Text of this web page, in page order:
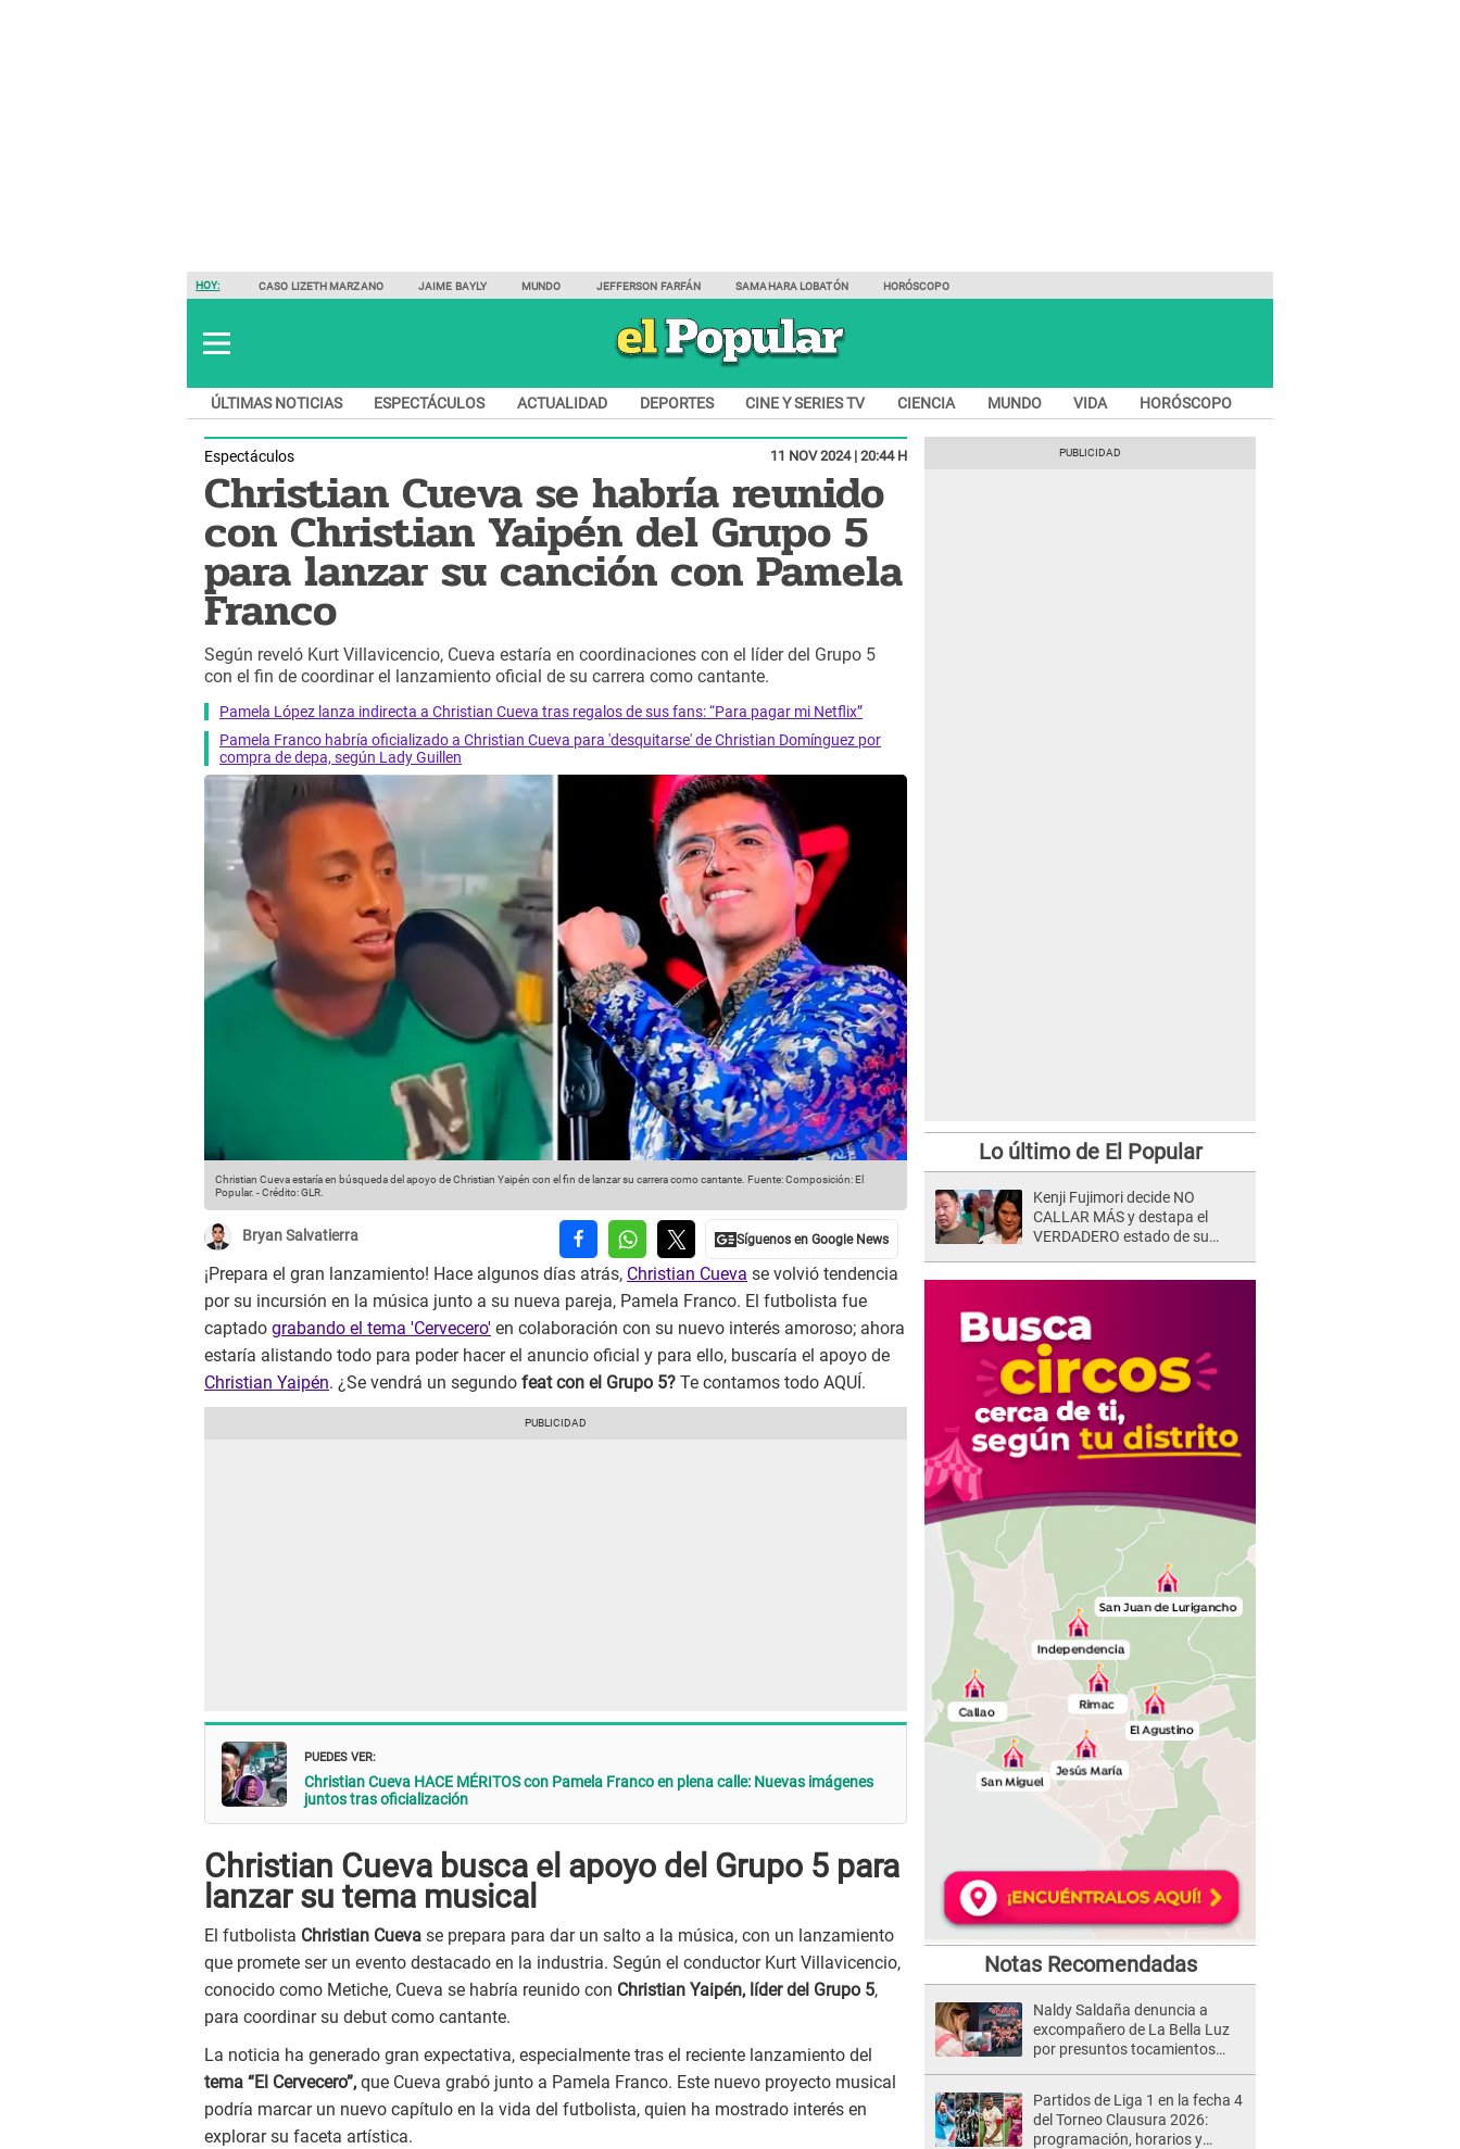
HOY: CASO LIZETH MARZANO JAIME BAYLY MUNDO JEFFERSON FARFÁN SAMAHARA LOBATÓN HORÓSCOPO
ÚLTIMAS NOTICIAS ESPECTÁCULOS ACTUALIDAD DEPORTES CINE Y SERIES TV CIENCIA MUNDO VIDA HORÓSCOPO
Espectáculos 11 NOV 2024 | 20:44 H
Christian Cueva se habría reunido
con Christian Yaipén del Grupo 5
para lanzar su canción con Pamela
Franco
Según reveló Kurt Villavicencio, Cueva estaría en coordinaciones con el líder del Grupo 5
con el fin de coordinar el lanzamiento oficial de su carrera como cantante.
Pamela López lanza indirecta a Christian Cueva tras regalos de sus fans: “Para pagar mi Netflix”
Pamela Franco habría oficializado a Christian Cueva para 'desquitarse' de Christian Domínguez por
compra de depa, según Lady Guillen
Christian Cueva estaría en búsqueda del apoyo de Christian Yaipén con el fin de lanzar su carrera como cantante. Fuente: Composición: El
Popular. -Crédito: GLR.
Bryan Salvatierra
¡Prepara el gran lanzamiento! Hace algunos días atrás, Christian Cueva se volvió tendencia
por su incursión en la música junto a su nueva pareja, Pamela Franco. El futbolista fue
captado grabando el tema 'Cervecero' en colaboración con su nuevo interés amoroso; ahora
estaría alistando todo para poder hacer el anuncio oficial y para ello, buscaría el apoyo de
Christian Yaipén. ¿Se vendrá un segundo feat con el Grupo 5? Te contamos todo AQUÍ.
PUEDES VER:
Christian Cueva HACE MÉRITOS con Pamela Franco en plena calle: Nuevas imágenes
juntos tras oficialización
Christian Cueva busca el apoyo del Grupo 5 para
lanzar su tema musical
El futbolista Christian Cueva se prepara para dar un salto a la música, con un lanzamiento
que promete ser un evento destacado en la industria. Según el conductor Kurt Villavicencio,
conocido como Metiche, Cueva se habría reunido con Christian Yaipén, líder del Grupo 5,
para coordinar su debut como cantante.
La noticia ha generado gran expectativa, especialmente tras el reciente lanzamiento del
tema “El Cervecero”, que Cueva grabó junto a Pamela Franco. Este nuevo proyecto musical
podría marcar un nuevo capítulo en la vida del futbolista, quien ha mostrado interés en
explorar su faceta artística.
Lo último de El Popular
Kenji Fujimori decide NO
CALLAR MÁS y destapa el
VERDADERO estado de su
Notas Recomendadas
Naldy Saldaña denuncia a
excompañero de La Bella Luz
por presuntos tocamientos
Partidos de Liga 1 en la fecha 4
del Torneo Clausura 2026:
programación, horarios y